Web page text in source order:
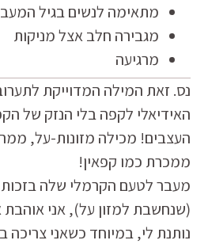
מתאימה לנשים בגיל
מגבירה חלב אצל מניקות
מרגיעה
נס. זאת המילה המדוייקת
האידיאלי לקפה בלי הנזק של
העצבים! מכילה מזונות-על,
ממכרת כמו קפאין!
מעבר לטעם הקרמלי שלה
(שנחשבת למזון על), אני
נותנת לי, במיוחד כשאני